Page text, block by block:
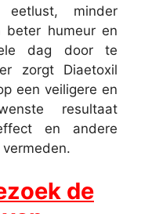
eetlust, minder
beter humeur en
dag door te
zorgt Diaetoxil
een veiligere en
resultaat
en andere
de